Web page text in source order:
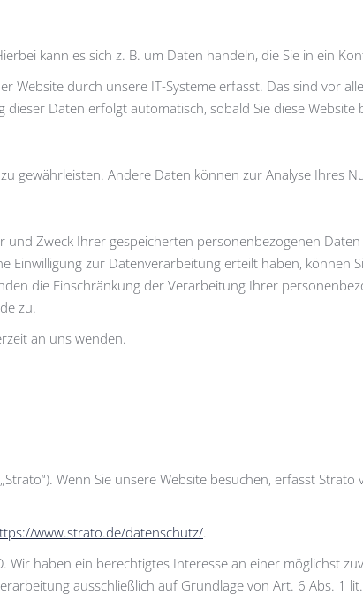
kann es sich z. B. um Daten handeln, die Sie in ein
durch unsere IT-Systeme erfasst. Das sind vor
Daten erfolgt automatisch, sobald Sie diese Website
gewährleisten. Andere Daten können zur Analyse Ihres
Zweck Ihrer gespeicherten personenbezogenen
Einwilligung zur Datenverarbeitung erteilt haben, können
die Einschränkung der Verarbeitung Ihrer
zu.
an uns wenden.
Wenn Sie unsere Website besuchen, erfasst
www.strato.de/datenschutz/.
haben ein berechtigtes Interesse an einer möglichst
ausschließlich auf Grundlage von Art. 6 Abs. 1